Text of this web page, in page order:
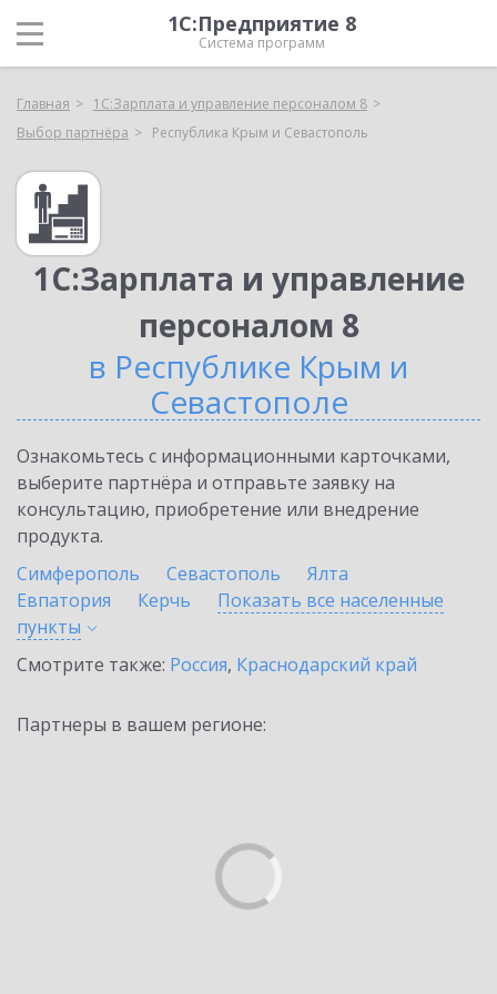
1С:Предприятие 8
Система программ
Главная
1С:Зарплата и управление персоналом 8
Выбор партнёра
Республика Крым и Севастополь
1С:Зарплата и управление
персоналом 8
в Республике Крым и
Севастополе
Ознакомьтесь с информационными карточками,
выберите партнёра и отправьте заявку на
консультацию, приобретение или внедрение
продукта.
Симферополь
Севастополь
Ялта
Евпатория
Керчь
Показать все населенные
пункты
Смотрите также: Россия, Краснодарский край
Партнеры в вашем регионе: